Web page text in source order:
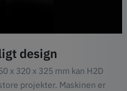
design
x 320 x 325 mm kan H2D
projekter. Maskinen er